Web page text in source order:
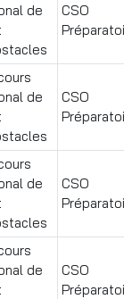
de
CSO
de
CSO
de
CSO
de
CSO